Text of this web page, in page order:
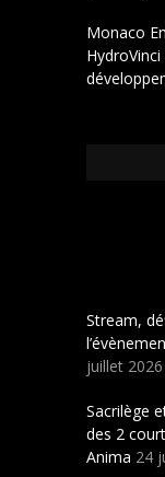
Monaco
Stream,
juillet 2026
Sacrilège
des 2
Anima 24